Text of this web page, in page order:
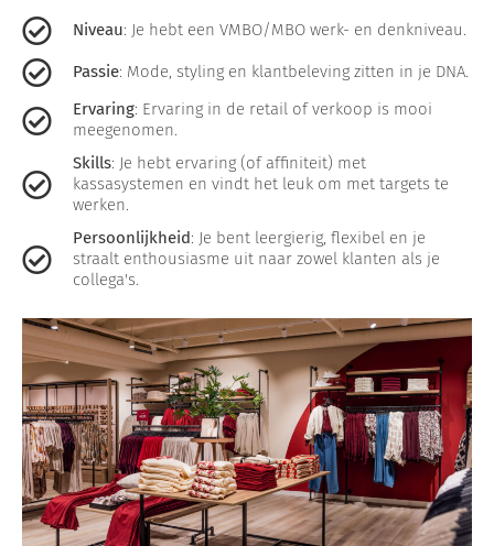
Niveau: Je hebt een VMBO/MBO werk- en denkniveau.
Passie: Mode, styling en klantbeleving zitten in je DNA.
Ervaring: Ervaring in de retail of verkoop is mooi
meegenomen.
Skills: Je hebt ervaring (of affiniteit) met
kassasystemen en vindt het leuk om met targets te
werken.
Persoonlijkheid: Je bent leergierig, flexibel en je
straalt enthousiasme uit naar zowel klanten als je
collega's.